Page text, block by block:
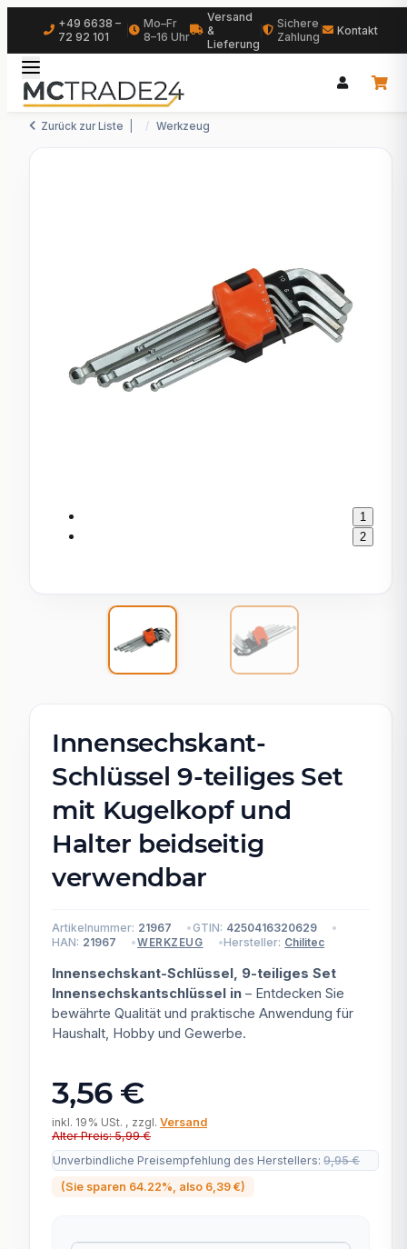
+49 6638 –
72 92 101
Mo–Fr
8–16 Uhr
Versand
&
Lieferung
Sichere
Zahlung
Kontakt
Zurück zur Liste Werkzeug
1
2
Innensechskant-
Schlüssel 9-teiliges Set
mit Kugelkopf und
Halter beidseitig
verwendbar
Artikelnummer: 21967 GTIN: 4250416320629
HAN: 21967 WERKZEUG Hersteller: Chilitec
Innensechskant-Schlüssel, 9-teiliges Set
Innensechskantschlüssel in – Entdecken Sie
bewährte Qualität und praktische Anwendung für
Haushalt, Hobby und Gewerbe.
3,56 €
inkl. 19% USt. , zzgl. Versand
Alter Preis: 5,99 €
Unverbindliche Preisempfehlung des Herstellers: 9,95 €
(Sie sparen 64.22% , also 6,39 €)